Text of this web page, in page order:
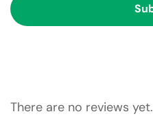
There are no reviews yet.